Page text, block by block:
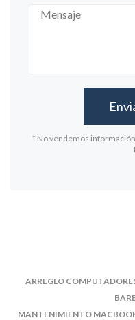
* No vendemos
ARREGLO
MANTENIMIENTO